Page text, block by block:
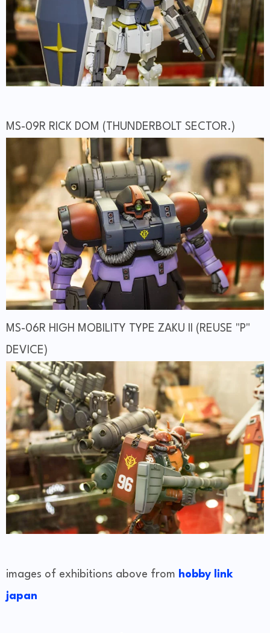
MS-09R RICK DOM (THUNDERBOLT SECTOR.)
MS-06R HIGH MOBILITY TYPE ZAKU II (REUSE "P"
DEVICE)
images of exhibitions above from hobby link
japan